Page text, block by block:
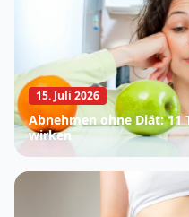
15. Juli 2026
Abnehmen ohne Diät: 11
wirken